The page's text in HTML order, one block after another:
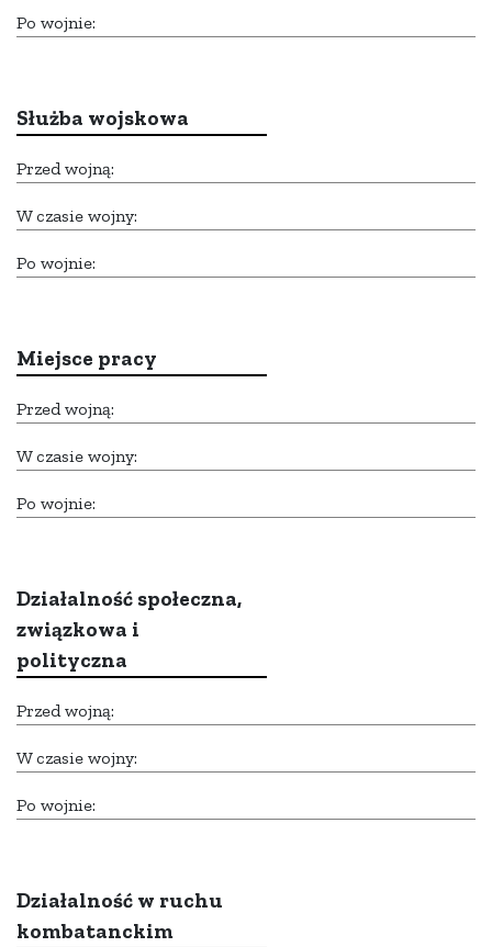
Po wojnie:
Służba wojskowa
Przed wojną:
W czasie wojny:
Po wojnie:
Miejsce pracy
Przed wojną:
W czasie wojny:
Po wojnie:
Działalność społeczna,
związkowa i
polityczna
Przed wojną:
W czasie wojny:
Po wojnie:
Działalność w ruchu
kombatanckim